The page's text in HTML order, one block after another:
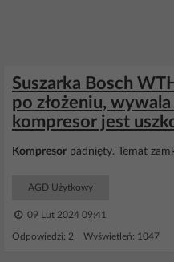
Suszarka Bosch
po złożeniu,
kompresor jest
Kompresor padnięty. Temat
AGD Użytkowy
09 Lut 2024 09:41
Odpowiedzi: 2 Wyświetleń: 1047